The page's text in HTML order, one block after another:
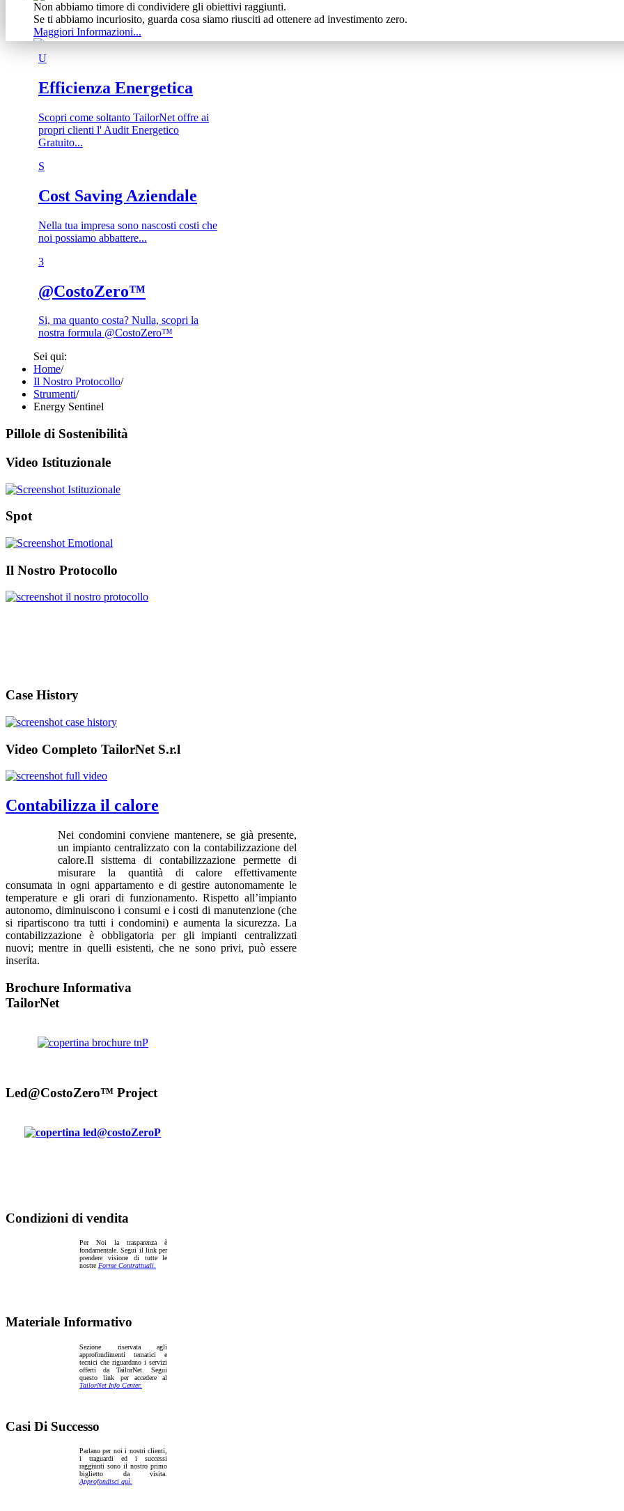
Non abbiamo timore di condividere gli obiettivi raggiunti.
Se ti abbiamo incuriosito, guarda cosa siamo riusciti ad ottenere ad investimento zero.
Maggiori Informazioni...
Vediamo il cliente come un meccanismo complesso e delicato
Maggiori Informazioni...
U
Efficienza Energetica
Scopri come soltanto TailorNet offre ai
propri clienti l' Audit Energetico
Gratuito...
S
Cost Saving Aziendale
Nella tua impresa sono nascosti costi che
noi possiamo abbattere...
3​
@CostoZero™
Si, ma quanto costa? Nulla, scopri la
nostra formula @CostoZero™
Sei qui:
Home/
Il Nostro Protocollo/
Strumenti/
Energy Sentinel
Pillole di Sostenibilità
Video Istituzionale
Spot
Il Nostro Protocollo
Case History
Video Completo TailorNet S.r.l
Contabilizza il calore
Nei condomini conviene mantenere, se già presente,
un impianto centralizzato con la contabilizzazione del
calore.Il sisttema di contabilizzazione permette di
misurare la quantità di calore effettivamente
consumata in ogni appartamento e di gestire autonomamente le
temperature e gli orari di funzionamento. Rispetto all’impianto
autonomo, diminuiscono i consumi e i costi di manutenzione (che
si ripartiscono tra tutti i condomini) e aumenta la sicurezza. La
contabilizzazione è obbligatoria per gli impianti centralizzati
nuovi; mentre in quelli esistenti, che ne sono privi, può essere
inserita.
Brochure Informativa
TailorNet
Led@CostoZero™ Project
Condizioni di vendita
Per Noi la trasparenza è
fondamentale. Segui il link per
prendere visione di tutte le
nostre Forme Contrattuali.
Materiale Informativo
Sezione riservata agli
approfondimenti tematici e
tecnici che riguardano i servizi
offerti da TailorNet. Segui
questo link per accedere al
TailorNet Info Center.
Casi Di Successo
Parlano per noi i nostri clienti,
i traguardi ed i successi
raggiunti sono il nostro primo
biglietto da visita.
Approfondisci quì.